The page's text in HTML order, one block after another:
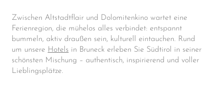
Zwischen Altstadtflair und Dolomitenkino wartet eine
Ferienregion, die mühelos alles verbindet: entspannt
bummeln, aktiv draußen sein, kulturell eintauchen. Rund
um unsere Hotels in Bruneck erleben Sie Südtirol in seiner
schönsten Mischung – authentisch, inspirierend und voller
Lieblingsplätze.